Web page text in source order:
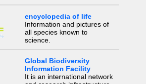
encyclopedia of life
Information and pictures of
all species known to
science.
Global Biodiversity
Information Facility
It is an international network